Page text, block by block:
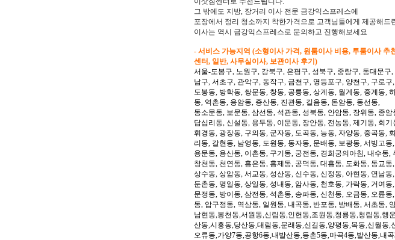
그 밖에도 지방, 장거리 이사 전문 금강익스프레스에
포장에서 정리 청소까지 착한가격으로 고객님들에게 제공해드
이사는 역시 금강익스프레스로 문의하고 진행해보세요
- 서비스 가능지역 (소형이사 가격, 원룸이사 비용, 투룸이사
센터, 일반, 사무실이사, 보관이사 후기)
서울-도봉구, 노원구, 강북구, 은평구, 성북구, 중랑구, 동대문
남구, 서초구, 관악구, 동작구, 금천구, 영등포구, 양천구, 구로구
도봉동, 방학동, 쌍문동, 창동, 공릉동, 상계동, 월계동, 중계동,
동, 역촌동, 응암동, 증산동, 진관동, 길음동, 돈암동, 동선동,
동소문동, 보문동, 삼선동, 석관동, 성북동, 안암동, 장위동, 종
답십리동, 신설동, 용두동, 이문동, 장안동, 전농동, 제기동, 회기
휘경동, 광장동, 구의동, 군자동, 도곡동, 능동, 자양동, 중곡동,
리동, 갈현동, 남영동, 도원동, 동자동, 문배동, 보광동, 서빙고동
용문동, 용산동, 이촌동, 구기동, 궁전동, 경희궁의아침, 내수동
창천동, 천연동, 홍은동, 홍제동, 공덕동, 대흥동, 도화동, 동교동,
상수동, 상암동, 서교동, 성산동, 신수동, 신정동, 아현동, 연남
둔촌동, 명일동, 상일동, 성내동, 암사동, 천호동, 가락동, 거여동
문정동, 방이동, 삼전동, 석촌동, 송파동, 신천동, 오금동, 오륜
동, 압구정동, 역삼동, 일원동, 내곡동, 반포동, 방배동, 서초동,
남현동,봉천동,서원동,신림동,인헌동,조원동,청룡동,청림동,행
산동,시흥동,당산동,대림동,문래동,신길동,양평동,목동,신월동
오류동,가양7동,공항6동,내발산동,등촌5동,마곡4동,발산동,내